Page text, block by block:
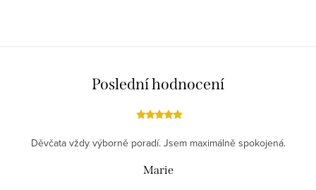
Poslední hodnocení
Děvčata vždy výborně poradí. Jsem maximálně spokojená.
Marie